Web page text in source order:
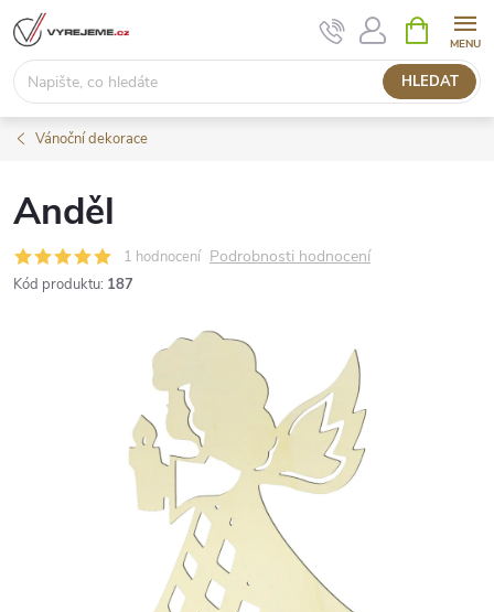
Přejít
na
obsah
HLEDAT
NÁKUPNÍ
KOŠÍK
Vánoční dekorace
Anděl
1 hodnocení Podrobnosti hodnocení
Kód produktu: 187